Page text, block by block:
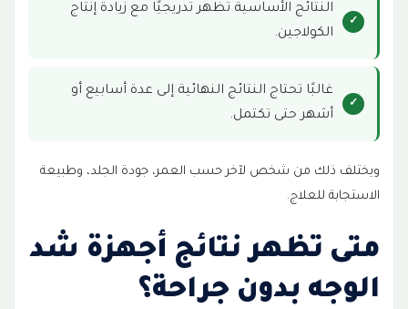
النتائج الأساسية تظهر تدريجيًا مع زيادة إنتاج
الكولاجين.
غالبًا تحتاج النتائج النهائية إلى عدة أسابيع أو
أشهر حتى تكتمل.
ويختلف ذلك من شخص لآخر حسب العمر، جودة الجلد، وطبيعة
الاستجابة للعلاج.
متى تظهر نتائج أجهزة شد
الوجه بدون جراحة؟